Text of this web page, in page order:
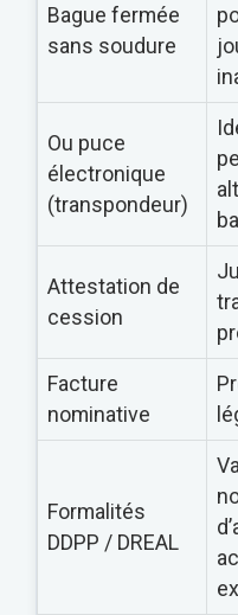
Bague fermée
sans soudure
Ou puce
électronique
(transpondeur)
Attestation de
cession
Facture
nominative
Formalités
DDPP / DREAL